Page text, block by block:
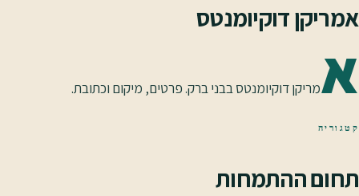
אמריקן דוקיומנטס
אמריקן דוקיומנטס בבני ברק. פרטים, מיקום וכתובת.
קטגוריה
תחום ההתמחות